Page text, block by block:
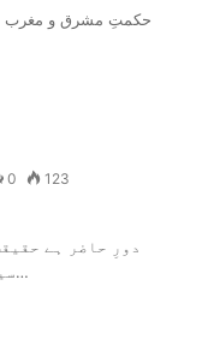
حکمتِ مشرق و مغرب
0 123
دورِ حاضر ہے
سیاست ہیں امام معانی: خواجگی: خواجہ ہونا…